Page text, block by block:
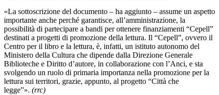
«La sottoscrizione del documento – ha aggiunto – assume un aspetto
importante anche perché garantisce, all’amministrazione, la
possibilità di partecipare a bandi per ottenere finanziamenti “Cepell”
destinati a progetti di promozione della lettura. Il “Cepell”, ovvero il
Centro per il libro e la lettura, è, infatti, un istituto autonomo del
Ministero della Cultura che dipende dalla Direzione Generale
Biblioteche e Diritto d’autore, in collaborazione con l’Anci, e sta
svolgendo un ruolo di primaria importanza nella promozione per la
lettura sui territori, grazie, appunto, al progetto “Città che
legge”». (rrc)